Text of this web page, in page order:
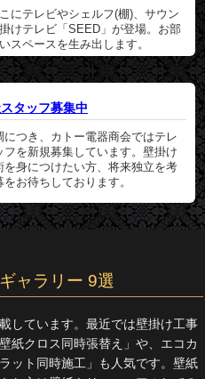
にテレビやシェルフ(棚)、サウン
けテレビ「SEED」が登場。お部
スペースを生み出します。
タッフ募集中
つき、カトー電器商会ではテレ
フを新規募集しています。壁掛け
を身につけたい方、将来独立を考
お待ちしております。
ャラリー 9選
しています。最近では壁掛け工事
紙クロス同時張替え」や、エコカ
ット同時施工」も人気です。壁紙